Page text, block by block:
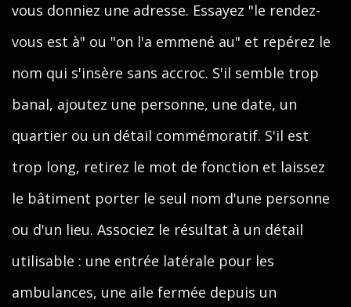
vous donniez une adresse. Essayez "le rendez-
vous est à" ou "on l'a emmené au" et repérez le
nom qui s'insère sans accroc. S'il semble trop
banal, ajoutez une personne, une date, un
quartier ou un détail commémoratif. S'il est
trop long, retirez le mot de fonction et laissez
le bâtiment porter le seul nom d'une personne
ou d'un lieu. Associez le résultat à un détail
utilisable : une entrée latérale pour les
ambulances, une aile fermée depuis un